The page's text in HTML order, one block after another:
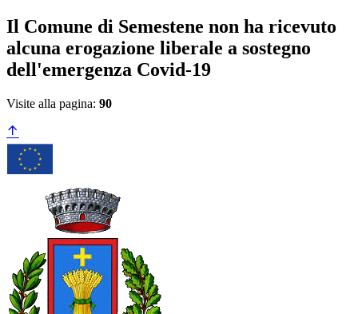
Il Comune di Semestene non ha ricevuto
alcuna erogazione liberale a sostegno
dell'emergenza Covid-19
Visite alla pagina: 90